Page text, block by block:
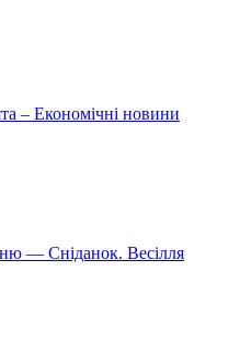
– Економічні новини
— Сніданок. Весілля